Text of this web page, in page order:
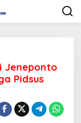
Jeneponto
Pidsus